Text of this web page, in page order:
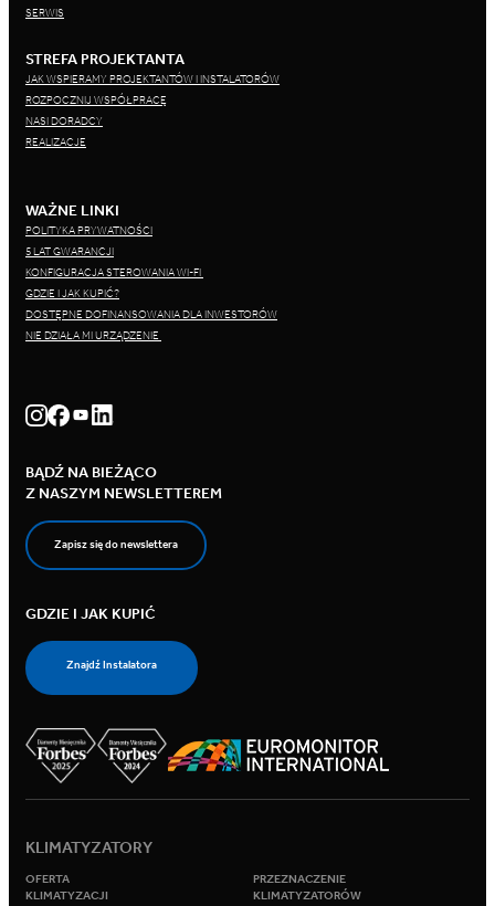
SERWIS
STREFA PROJEKTANTA
JAK WSPIERAMY PROJEKTANTÓW I INSTALATORÓW
ROZPOCZNIJ WSPÓŁPRACĘ
NASI DORADCY
REALIZACJE
WAŻNE LINKI
POLITYKA PRYWATNOŚCI
5 LAT GWARANCJI
KONFIGURACJA STEROWANIA WI-FI
GDZIE I JAK KUPIĆ?
DOSTĘPNE DOFINANSOWANIA DLA INWESTORÓW
NIE DZIAŁA MI URZĄDZENIE
BĄDŹ NA BIEŻĄCO
Z NASZYM NEWSLETTEREM
Zapisz się do newslettera
GDZIE I JAK KUPIĆ
Znajdź Instalatora
KLIMATYZATORY
OFERTA
KLIMATYZACJI
PRZEZNACZENIE
KLIMATYZATORÓW